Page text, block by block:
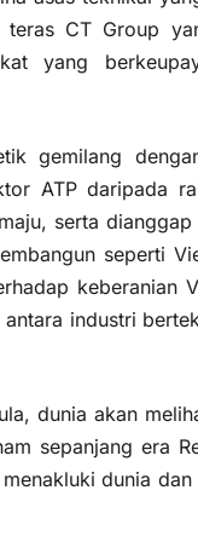
CT Group
yang
gemilang
ATP daripada
serta
seperti
keberanian
industri
dunia akan
sepanjang era
dunia